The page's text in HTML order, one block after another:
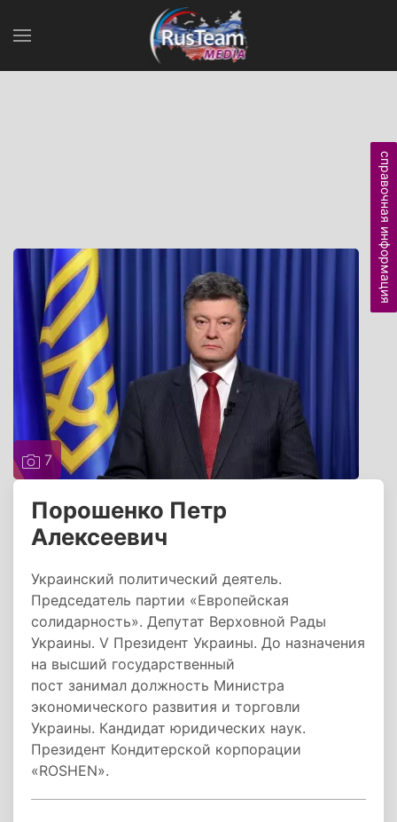
7
Порошенко Петр
Алексеевич
Украинский политический деятель.
Председатель партии «Европейская
солидарность». Депутат Верховной Рады
Украины. V Президент Украины. До назначения
на высший государственный
пост занимал должность Министра
экономического развития и торговли
Украины. Кандидат юридических наук.
Президент Кондитерской корпорации
«ROSHEN».
справочная информация